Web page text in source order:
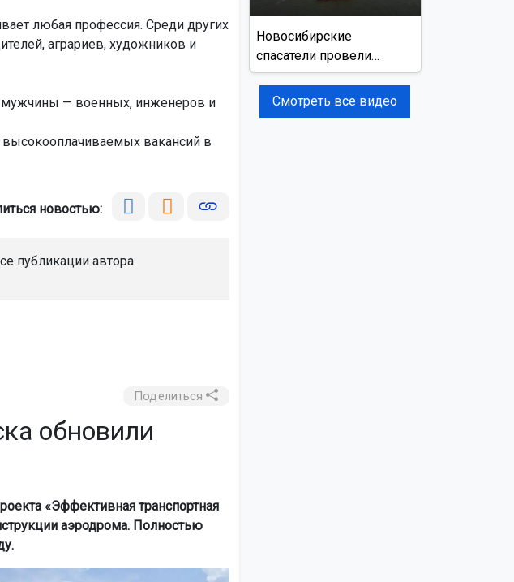
любая профессия. Среди других
аграриев, художников и
— военных, инженеров и
вакансий в
новостью:
публикации автора
Поделиться
обновили
«Эффективная транспортная
аэродрома. Полностью
Новосибирские
спасатели провели
учения на реке Обь
Смотреть все видео